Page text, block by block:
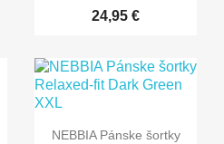
24,95 €
NEBBIA Pánske šortky